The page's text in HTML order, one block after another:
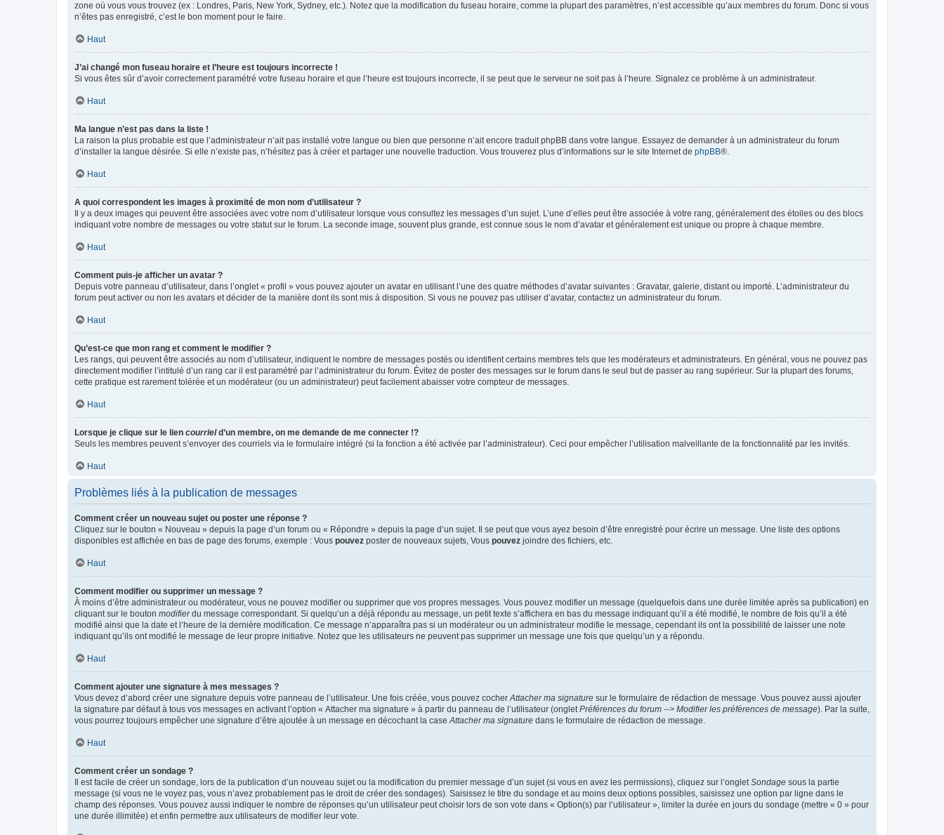
zone où vous vous trouvez (ex : Londres, Paris, New York, Sydney, etc.). Notez que la modification du fuseau horaire, comme la plupart des paramètres, n’est accessible qu’aux membres du forum. Donc si vous
n’êtes pas enregistré, c’est le bon moment pour le faire.
Haut
J’ai changé mon fuseau horaire et l’heure est toujours incorrecte !
Si vous êtes sûr d’avoir correctement paramétré votre fuseau horaire et que l’heure est toujours incorrecte, il se peut que le serveur ne soit pas à l’heure. Signalez ce problème à un administrateur.
Haut
Ma langue n’est pas dans la liste !
La raison la plus probable est que l’administrateur n’ait pas installé votre langue ou bien que personne n’ait encore traduit phpBB dans votre langue. Essayez de demander à un administrateur du forum
d’installer la langue désirée. Si elle n’existe pas, n’hésitez pas à créer et partager une nouvelle traduction. Vous trouverez plus d’informations sur le site Internet de phpBB®.
Haut
A quoi correspondent les images à proximité de mon nom d’utilisateur ?
Il y a deux images qui peuvent être associées avec votre nom d’utilisateur lorsque vous consultez les messages d’un sujet. L’une d’elles peut être associée à votre rang, généralement des étoiles ou des blocs
indiquant votre nombre de messages ou votre statut sur le forum. La seconde image, souvent plus grande, est connue sous le nom d’avatar et généralement est unique ou propre à chaque membre.
Haut
Comment puis-je afficher un avatar ?
Depuis votre panneau d’utilisateur, dans l’onglet « profil » vous pouvez ajouter un avatar en utilisant l’une des quatre méthodes d’avatar suivantes : Gravatar, galerie, distant ou importé. L’administrateur du
forum peut activer ou non les avatars et décider de la manière dont ils sont mis à disposition. Si vous ne pouvez pas utiliser d’avatar, contactez un administrateur du forum.
Haut
Qu’est-ce que mon rang et comment le modifier ?
Les rangs, qui peuvent être associés au nom d’utilisateur, indiquent le nombre de messages postés ou identifient certains membres tels que les modérateurs et administrateurs. En général, vous ne pouvez pas
directement modifier l’intitulé d’un rang car il est paramétré par l’administrateur du forum. Évitez de poster des messages sur le forum dans le seul but de passer au rang supérieur. Sur la plupart des forums,
cette pratique est rarement tolérée et un modérateur (ou un administrateur) peut facilement abaisser votre compteur de messages.
Haut
Lorsque je clique sur le lien courrield’un membre, on me demande de me connecter !?
Seuls les membres peuvent s’envoyer des courriels via le formulaire intégré (si la fonction a été activée par l’administrateur). Ceci pour empêcher l’utilisation malveillante de la fonctionnalité par les invités.
Haut
Problèmes liés à la publication de messages
Comment créer un nouveau sujet ou poster une réponse ?
Cliquez sur le bouton « Nouveau » depuis la page d’un forum ou « Répondre » depuis la page d’un sujet. Il se peut que vous ayez besoin d’être enregistré pour écrire un message. Une liste des options
disponibles est affichée en bas de page des forums, exemple : Vous pouvez poster de nouveaux sujets, Vous pouvez joindre des fichiers, etc.
Haut
Comment modifier ou supprimer un message ?
À moins d’être administrateur ou modérateur, vous ne pouvez modifier ou supprimer que vos propres messages. Vous pouvez modifier un message (quelquefois dans une durée limitée après sa publication) en
cliquant sur le bouton modifierdu message correspondant. Si quelqu’un a déjà répondu au message, un petit texte s’affichera en bas du message indiquant qu’il a été modifié, le nombre de fois qu’il a été
modifié ainsi que la date et l’heure de la dernière modification. Ce message n’apparaîtra pas si un modérateur ou un administrateur modifie le message, cependant ils ont la possibilité de laisser une note
indiquant qu’ils ont modifié le message de leur propre initiative. Notez que les utilisateurs ne peuvent pas supprimer un message une fois que quelqu’un y a répondu.
Haut
Comment ajouter une signature à mes messages ?
Vous devez d’abord créer une signature depuis votre panneau de l’utilisateur. Une fois créée, vous pouvez cocherAttacher ma signature sur le formulaire de rédaction de message. Vous pouvez aussi ajouter
la signature par défaut à tous vos messages en activant l’option « Attacher ma signature » à partir du panneau de l’utilisateur (ongletPréférences du forum --> Modifier les préférences de message). Par la suite,
vous pourrez toujours empêcher une signature d’être ajoutée à un message en décochant la caseAttacher ma signature dans le formulaire de rédaction de message.
Haut
Comment créer un sondage ?
Il est facile de créer un sondage, lors de la publication d’un nouveau sujet ou la modification du premier message d’un sujet (si vous en avez les permissions), cliquez sur l’ongletSondage sous la partie
message (si vous ne le voyez pas, vous n’avez probablement pas le droit de créer des sondages). Saisissez le titre du sondage et au moins deux options possibles, saisissez une option par ligne dans le
champ des réponses. Vous pouvez aussi indiquer le nombre de réponses qu’un utilisateur peut choisir lors de son vote dans « Option(s) par l’utilisateur », limiter la durée en jours du sondage (mettre « 0 » pour
une durée illimitée) et enfin permettre aux utilisateurs de modifier leur vote.